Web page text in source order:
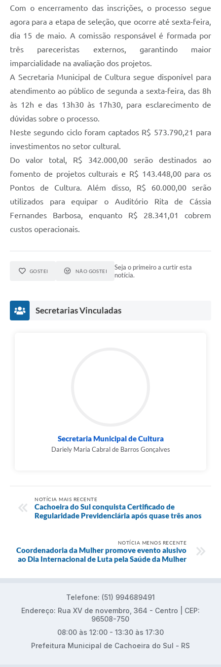
Com o encerramento das inscrições, o processo segue
agora para a etapa de seleção, que ocorre até sexta-feira,
dia 15 de maio. A comissão responsável é formada por
três pareceristas externos, garantindo maior
imparcialidade na avaliação dos projetos.
A Secretaria Municipal de Cultura segue disponível para
atendimento ao público de segunda a sexta-feira, das 8h
às 12h e das 13h30 às 17h30, para esclarecimento de
dúvidas sobre o processo.
Neste segundo ciclo foram captados R$ 573.790,21 para
investimentos no setor cultural.
Do valor total, R$ 342.000,00 serão destinados ao
fomento de projetos culturais e R$ 143.448,00 para os
Pontos de Cultura. Além disso, R$ 60.000,00 serão
utilizados para equipar o Auditório Rita de Cássia
Fernandes Barbosa, enquanto R$ 28.341,01 cobrem
custos operacionais.
GOSTEI NÃO GOSTEI
Seja o primeiro a curtir esta
notícia.
Secretarias Vinculadas
Secretaria Municipal de Cultura
Dariely Maria Cabral de Barros Gonçalves
NOTÍCIA MAIS RECENTE
Cachoeira do Sul conquista Certificado de
Regularidade Previdenciária após quase três anos
NOTÍCIA MENOS RECENTE
Coordenadoria da Mulher promove evento alusivo
ao Dia Internacional de Luta pela Saúde da Mulher
Telefone: (51) 994689491
Endereço: Rua XV de novembro, 364 - Centro | CEP:
96508-750
08:00 às 12:00 - 13:30 às 17:30
Prefeitura Municipal de Cachoeira do Sul - RS